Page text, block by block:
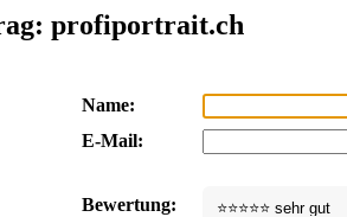
profiportrait.ch
Name:
E-Mail:
Bewertung: